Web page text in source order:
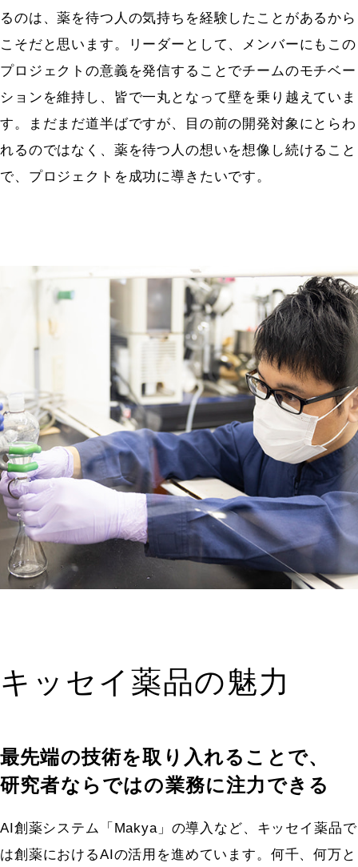
るのは、薬を待つ人の気持ちを経験したことがあるから
こそだと思います。リーダーとして、メンバーにもこの
プロジェクトの意義を発信することでチームのモチベー
ションを維持し、皆で一丸となって壁を乗り越えていま
す。まだまだ道半ばですが、目の前の開発対象にとらわ
れるのではなく、薬を待つ人の想いを想像し続けること
で、プロジェクトを成功に導きたいです。
キッセイ薬品の魅力
最先端の技術を取り入れることで、
研究者ならではの業務に注力できる
AI創薬システム「Makya」の導入など、キッセイ薬品で
は創薬におけるAIの活用を進めています。何千、何万と